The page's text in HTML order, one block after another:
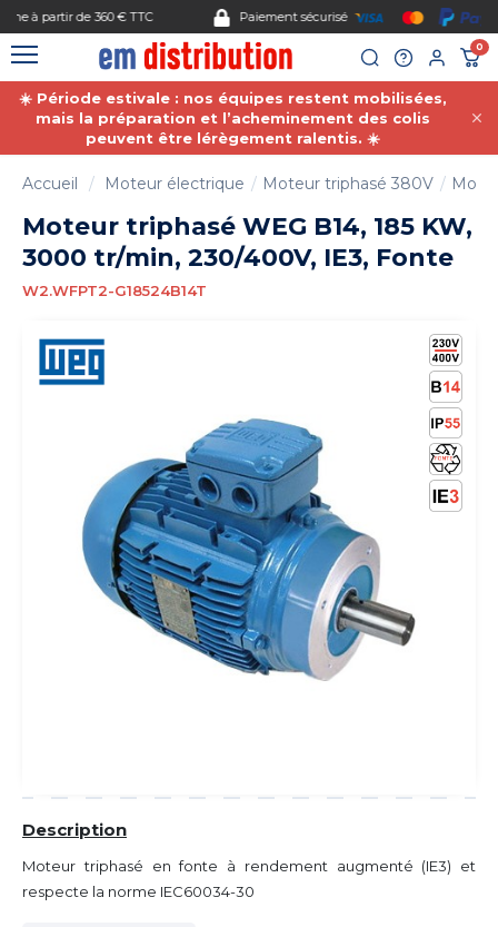
Paiement sécurisé
0
☀️ Période estivale : nos équipes restent mobilisées,
mais la préparation et l’acheminement des colis
peuvent être lérègement ralentis. ☀️
Accueil Moteur électrique Moteur triphasé 380V
Moteur triphasé WEG B14, 185 KW,
3000 tr/min, 230/400V, IE3, Fonte
W2.WFPT2-G18524B14T
Description
Moteur triphasé en fonte à rendement augmenté (IE3) et
respecte la norme IEC60034-30
Gestion des cookies